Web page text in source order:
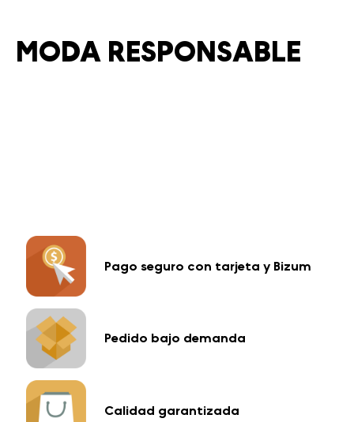
MODA RESPONSABLE
Pago seguro con tarjeta y Bizum
Pedido bajo demanda
Calidad garantizada